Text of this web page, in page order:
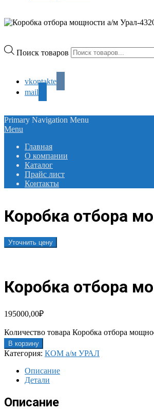
Поиск товаров
vkontakte
mail
Primary Navigation Menu
Menu
Главная
О компании
Каталог
Прайс лист
Контакты
Коробка отбора
Уточнить цену
Коробка отбора
195000,00₽
Количество товара Коробка отбора
В корзину
Категория: КОМ а/м УРАЛ
Описание
Детали
Описание